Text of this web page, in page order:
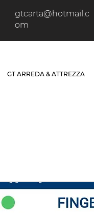
gtcarta@hotmail.c
om
GT ARREDA & ATTREZZA